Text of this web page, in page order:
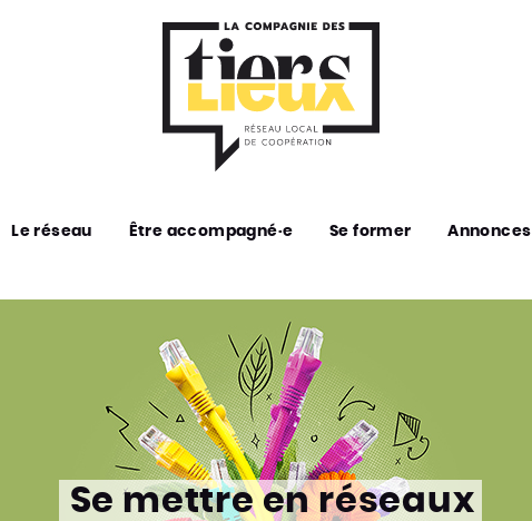
Le réseau Être accompagné·e Se former Annonces
Se mettre en réseaux